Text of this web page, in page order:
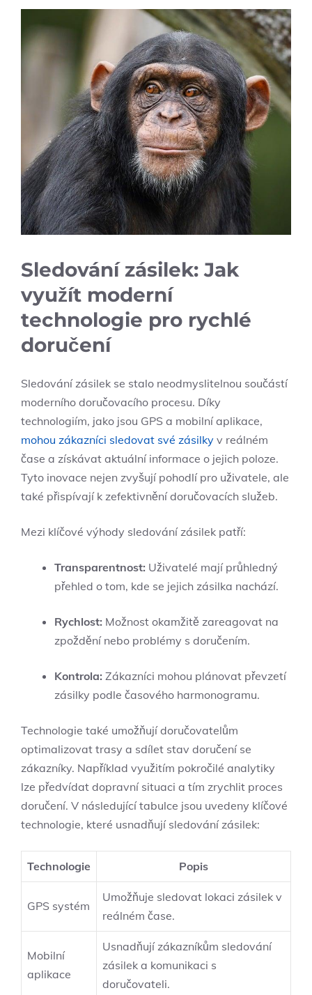
Sledování zásilek: Jak
využít moderní
technologie pro rychlé
⁣doručení
Sledování zásilek se stalo neodmyslitelnou součástí
moderního doručovacího procesu. Díky
technologiím, jako jsou GPS a mobilní aplikace,
mohou zákazníci sledovat své zásilky v reálném
‌čase⁢ a získávat aktuální informace o jejich poloze.
Tyto inovace nejen ​zvyšují pohodlí pro uživatele, ale
také přispívají k zefektivnění doručovacích služeb.
Mezi klíčové výhody sledování zásilek⁤ patří:
Transparentnost: Uživatelé⁣ mají průhledný
přehled o tom, kde se jejich zásilka ‍nachází.
Rychlost: Možnost okamžitě zareagovat na
⁤zpoždění nebo problémy s doručením.
Kontrola: Zákazníci mohou plánovat převzetí
zásilky podle časového harmonogramu.
Technologie také umožňují‌ doručovatelům
optimalizovat trasy a sdílet stav doručení se
zákazníky. Například využitím pokročilé analytiky
lze ⁣předvídat dopravní situaci a⁢ tím zrychlit proces
doručení. V následující tabulce ​jsou uvedeny klíčové
technologie, které usnadňují sledování zásilek:
Technologie Popis
GPS systém
Umožňuje sledovat lokaci‍ zásilek v
reálném čase.
Mobilní
aplikace
Usnadňují zákazníkům sledování
zásilek a komunikaci s
doručovateli.